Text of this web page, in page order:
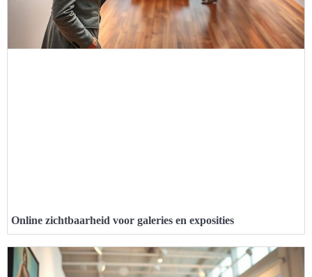
Online zichtbaarheid voor galeries en exposities